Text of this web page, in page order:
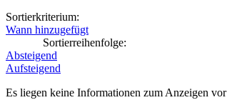
Sortierkriterium:
Wann hinzugefügt
Sortierreihenfolge:
Absteigend
Aufsteigend
Es liegen keine Informationen zum Anzeigen vor